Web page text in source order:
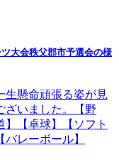
大会秩父郡市予選会の様
生懸命頑張る姿が見
ざいました。【野
【卓球】【ソフト
レーボール】